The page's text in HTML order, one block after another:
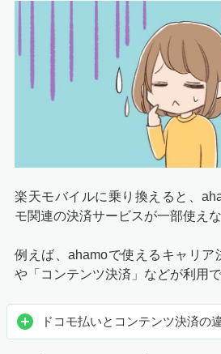
楽天モバイルに乗り換えると、
モ関連の決済サービスが一部使えな
例えば、ahamoで使えるキャリア
や「コンテンツ決済」などが利用
ドコモ払いとコンテンツ決済の